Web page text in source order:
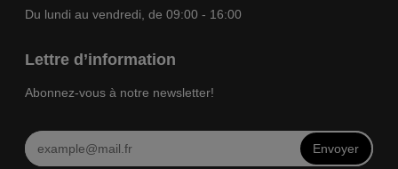
Du lundi au vendredi, de 09:00 - 16:00
Lettre d’information
Abonnez-vous à notre newsletter!
Envoyer